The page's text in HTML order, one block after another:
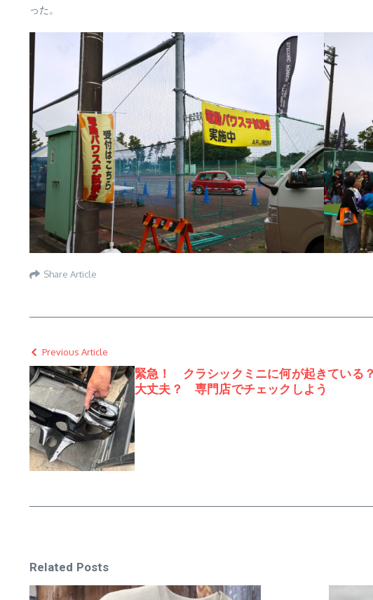
った。
Share Article
Previous Article
緊急！ クラシックミニに何が起きている
大丈夫？ 専門店でチェックしよう
Related Posts